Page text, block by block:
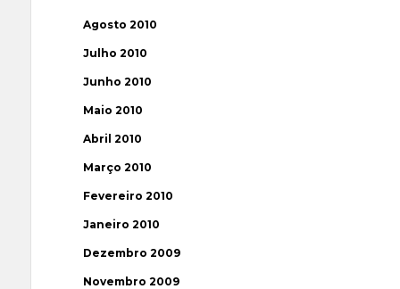
Agosto 2010
Julho 2010
Junho 2010
Maio 2010
Abril 2010
Março 2010
Fevereiro 2010
Janeiro 2010
Dezembro 2009
Novembro 2009